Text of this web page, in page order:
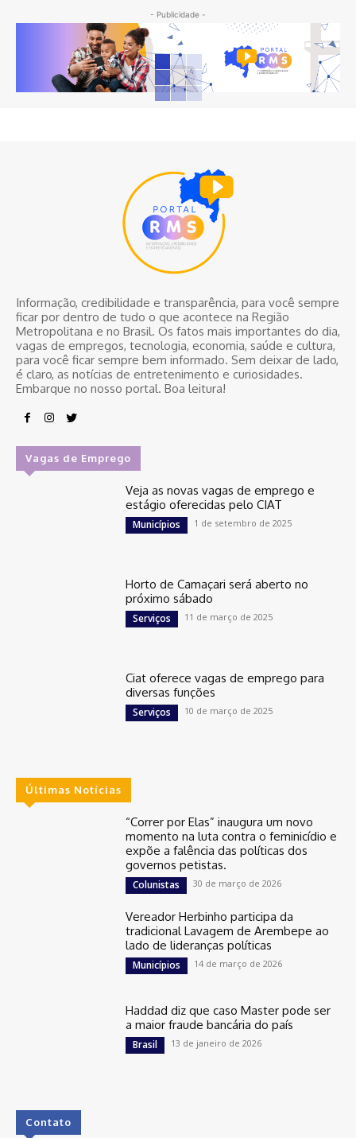
- Publicidade -
Informação, credibilidade e transparência, para você sempre
ficar por dentro de tudo o que acontece na Região
Metropolitana e no Brasil. Os fatos mais importantes do dia,
vagas de empregos, tecnologia, economia, saúde e cultura,
para você ficar sempre bem informado. Sem deixar de lado,
é claro, as notícias de entretenimento e curiosidades.
Embarque no nosso portal. Boa leitura!
Vagas de Emprego
Veja as novas vagas de emprego e
estágio oferecidas pelo CIAT
Municípios 1 de setembro de 2025
Horto de Camaçari será aberto no
próximo sábado
Serviços 11 de março de 2025
Ciat oferece vagas de emprego para
diversas funções
Serviços 10 de março de 2025
Últimas Notícias
“Correr por Elas” inaugura um novo
momento na luta contra o feminicídio e
expõe a falência das políticas dos
governos petistas.
Colunistas 30 de março de 2026
Vereador Herbinho participa da
tradicional Lavagem de Arembepe ao
lado de lideranças políticas
Municípios 14 de março de 2026
Haddad diz que caso Master pode ser
a maior fraude bancária do país
Brasil 13 de janeiro de 2026
Contato